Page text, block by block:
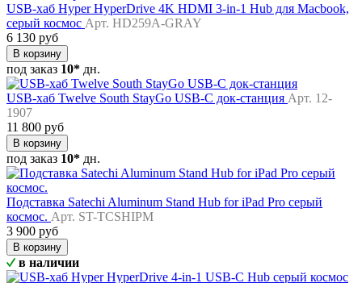
USB-хаб Hyper HyperDrive 4K HDMI 3-in-1 Hub для Macbook,
серый космос Арт. HD259A-GRAY
6 130 руб
В корзину
под заказ 10* дн.
USB-хаб Twelve South StayGo USB-C док-станция Арт. 12-
1907
11 800 руб
В корзину
под заказ 10* дн.
Подставка Satechi Aluminum Stand Hub for iPad Pro серый
космос. Арт. ST-TCSHIPM
3 900 руб
В корзину
в наличии